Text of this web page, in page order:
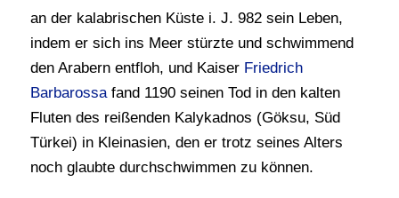
an der kalabrischen Küste i. J. 982 sein Leben,
indem er sich ins Meer stürzte und schwimmend
den Arabern entfloh, und Kaiser Friedrich
Barbarossafand 1190 seinen Tod in den kalten
Fluten des reißenden Kalykadnos (Göksu, Süd
Türkei) in Kleinasien, den er trotz seines Alters
noch glaubte durchschwimmen zu können.